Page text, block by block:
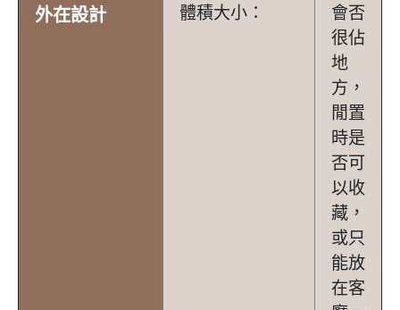
外在設計 體積大小：
會否
很佔
地
方，
閒置
時是
否可
以收
藏，
或只
能放
在客